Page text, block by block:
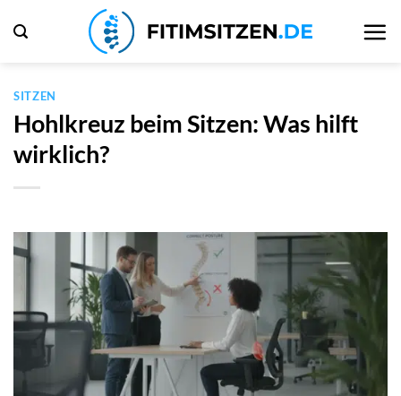
Inhalt
SITZEN
Hohlkreuz beim Sitzen: Was hilft
wirklich?